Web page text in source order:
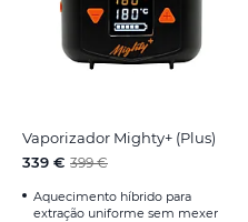
Vaporizador Mighty+ (Plus)
339 € 399 €
Aquecimento híbrido para
extração uniforme sem mexer